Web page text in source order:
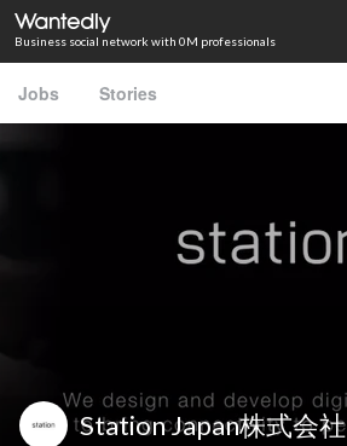
Business social network with 0M professionals
Jobs Stories
Station Japan株式会社